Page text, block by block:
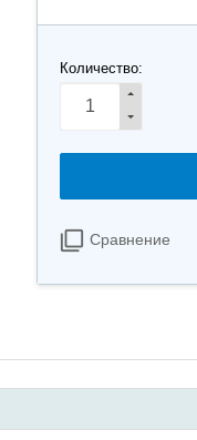
Количество:
Сравнение